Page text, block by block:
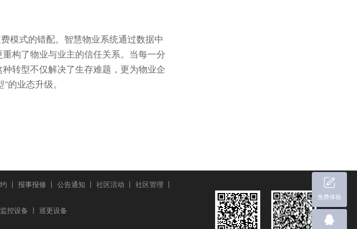
免费体验
式的错配。智慧物业系统通过数据中
构了物业与业主的信任关系。当每一分
转型不仅解决了生存难题，更为物业企
的业态升级。
报事报修 公告通知 社区活动 社区管理
监控设备 巡更设备